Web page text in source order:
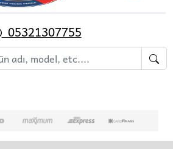
05321307755